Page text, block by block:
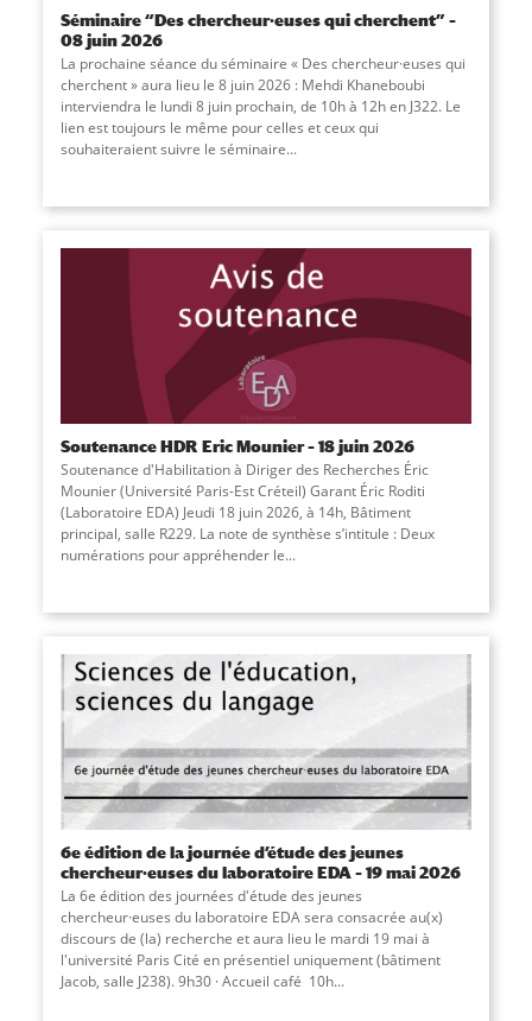
Séminaire “Des chercheur·euses qui cherchent” –
08 juin 2026
La prochaine séance du séminaire « Des chercheur·euses qui
cherchent » aura lieu le 8 juin 2026 : Mehdi Khaneboubi
interviendra le lundi 8 juin prochain, de 10h à 12h en J322. Le
lien est toujours le même pour celles et ceux qui
souhaiteraient suivre le séminaire...
Soutenance HDR Eric Mounier – 18 juin 2026
Soutenance d'Habilitation à Diriger des Recherches Éric
Mounier (Université Paris-Est Créteil) Garant Éric Roditi
(Laboratoire EDA) Jeudi 18 juin 2026, à 14h, Bâtiment
principal, salle R229. La note de synthèse s’intitule : Deux
numérations pour appréhender le...
6e édition de la journée d’étude des jeunes
chercheur·euses du laboratoire EDA – 19 mai 2026
La 6e édition des journées d'étude des jeunes
chercheur·euses du laboratoire EDA sera consacrée au(x)
discours de (la) recherche et aura lieu le mardi 19 mai à
l'université Paris Cité en présentiel uniquement (bâtiment
Jacob, salle J238). 9h30 · Accueil café 10h...